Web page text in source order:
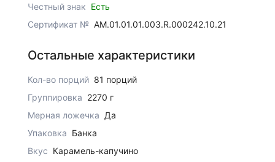
Честный знак Есть
Сертификат № AM.01.01.01.003.R.000242.10.21
Остальные характеристики
Кол-во порций 81 порций
Группировка 2270 г
Мерная ложечка Да
Упаковка Банка
Вкус Карамель-капучино